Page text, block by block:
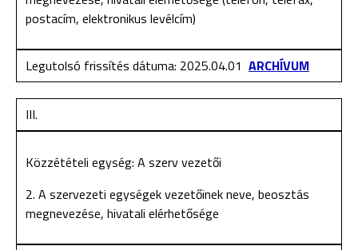
postacím, elektronikus levélcím)
Legutolsó frissítés dátuma: 2025.04.01 ARCHÍVUM
III.
Közzétételi egység: A szerv vezetői
2. A szervezeti egységek vezetőinek neve, beosztás
megnevezése, hivatali elérhetősége